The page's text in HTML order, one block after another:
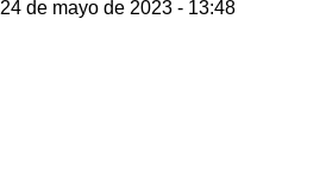
24 de mayo de 2023 - 13:48